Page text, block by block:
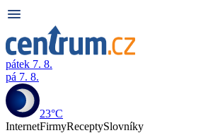
pátek 7. 8.
pá 7. 8.
23°C
InternetFirmyReceptySlovníky